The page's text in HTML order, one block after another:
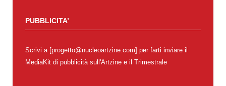
PUBBLICITA’
Scrivi a [progetto@nucleoartzine.com] per farti inviare il
MediaKit di pubblicità sull'Artzine e il Trimestrale